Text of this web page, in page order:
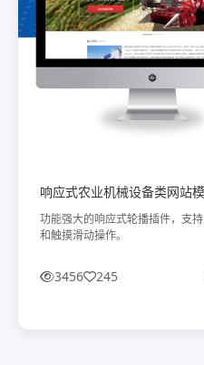
响应式农业机械设备类网站
功能强大的响应式轮播插件，支
和触摸滑动操作。
3456 245